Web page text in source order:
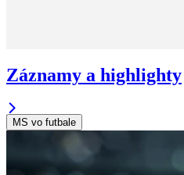
Záznamy a highlighty
MS vo futbale